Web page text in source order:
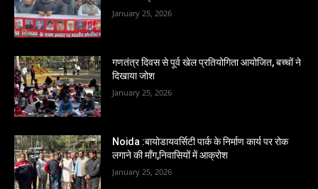
January 25, 2026
गणतंत्र दिवस से पूर्व खेल प्रतियोगिता आयोजित, बच्चों ने
दिखाया जोश
January 25, 2026
Noida :बायोडायवर्सिटी पार्क के निर्माण कार्य पर रोक
लगाने की माँग,निवासियों में आक्रोश
January 25, 2026